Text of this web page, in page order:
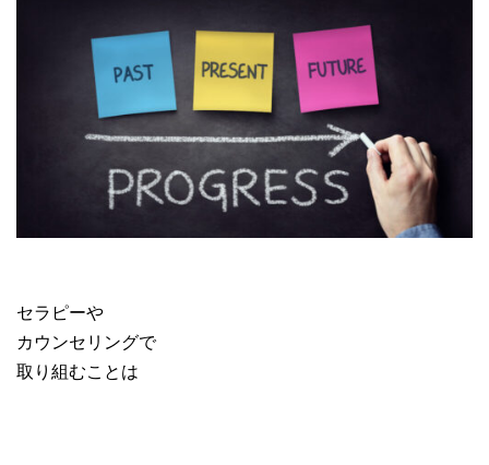
セラピーや
カウンセリングで
取り組むことは